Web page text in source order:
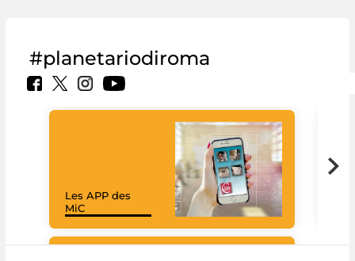
#planetariodiroma
Les APP des
MiC